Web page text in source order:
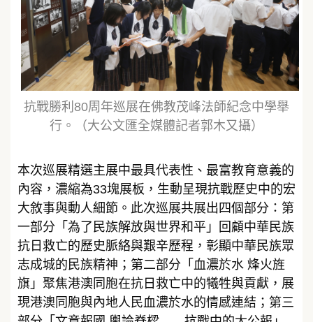
抗戰勝利80周年巡展在佛教茂峰法師紀念中學舉
行。（大公文匯全媒體記者郭木又攝）
本次巡展精選主展中最具代表性、最富教育意義的
內容，濃縮為33塊展板，生動呈現抗戰歷史中的宏
大敘事與動人細節。此次巡展共展出四個部分：第
一部分「為了民族解放與世界和平」回顧中華民族
抗日救亡的歷史脈絡與艱辛歷程，彰顯中華民族眾
志成城的民族精神；第二部分「血濃於水 烽火旌
旗」聚焦港澳同胞在抗日救亡中的犧牲與貢獻，展
現港澳同胞與內地人民血濃於水的情感連結；第三